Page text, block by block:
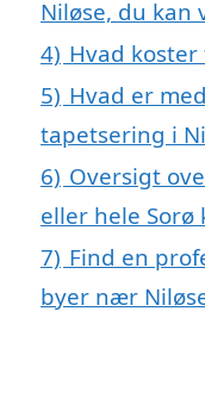
Niløse, du kan
4) Hvad
5) Hvad er
tapetsering i
6) Oversigt
eller hele Sorø
7) Find en
byer nær